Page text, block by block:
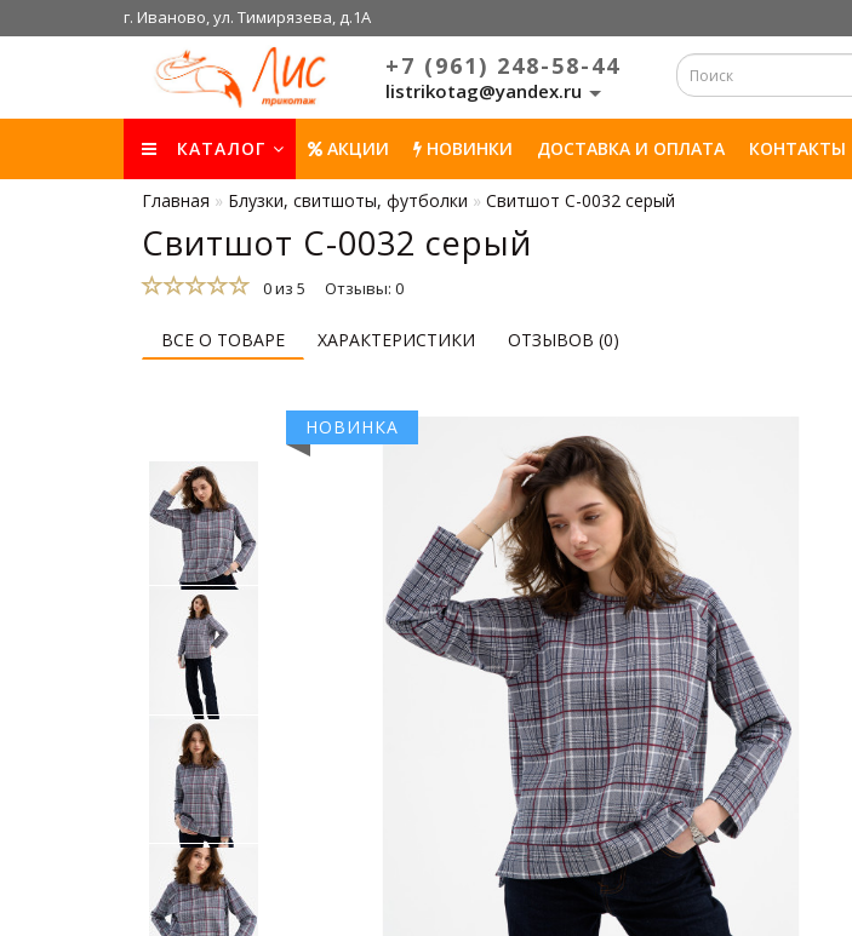
г. Иваново, ул. Тимирязева, д.1А
+7 (961) 248-58-44
listrikotag@yandex.ru
КАТАЛОГ АКЦИИ НОВИНКИ ДОСТАВКА И ОПЛАТА КОНТАКТЫ
Главная Блузки, свитшоты, футболки Свитшот С-0032 серый
Свитшот С-0032 серый
0 из 5 Отзывы: 0
ВСЕ О ТОВАРЕ ХАРАКТЕРИСТИКИ ОТЗЫВОВ (0)
НОВИНКА